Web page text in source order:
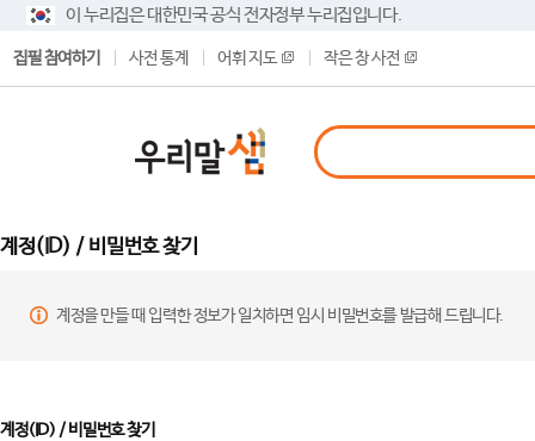
이 누리집은 대한민국 공식 전자정부 누리집입니다.
집필 참여하기 사전 통계 어휘 지도 작은 창 사전
계정(ID) / 비밀번호 찾기
계정을 만들 때 입력한 정보가 일치하면 임시 비밀번호를 발급해 드립니다.
계정(ID) / 비밀번호 찾기